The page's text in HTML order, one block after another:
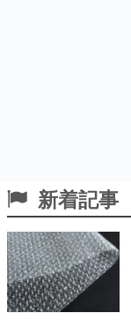
新着記事